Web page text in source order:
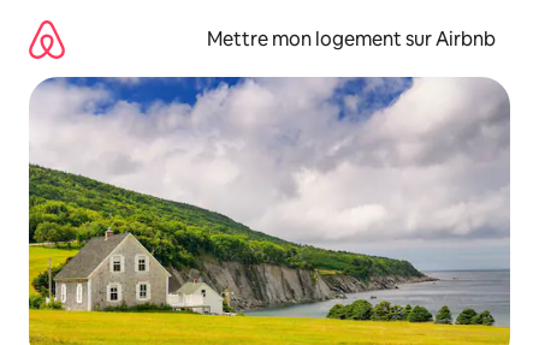
directement
contenu
Mettre mon logement sur Airbnb